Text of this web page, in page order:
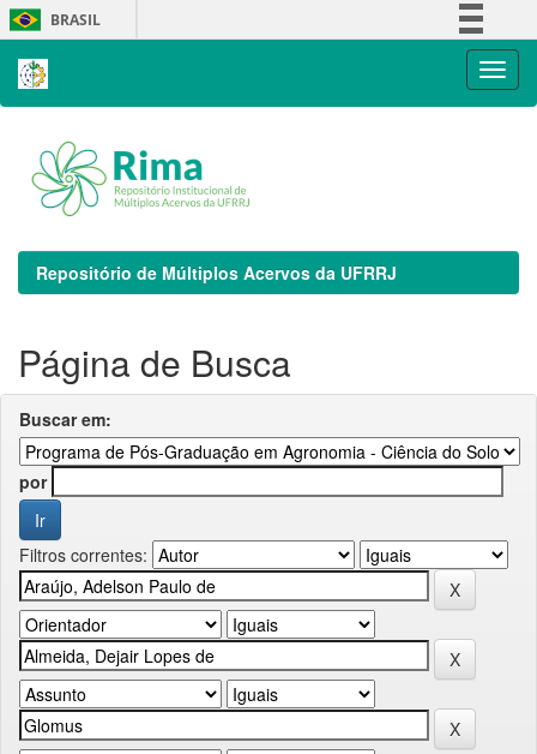
Skip
navigation
BRASIL
Repositório de Múltiplos Acervos da UFRRJ
Página de Busca
Buscar em:
por
Filtros correntes: